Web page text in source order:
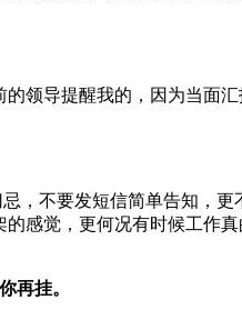
领导提醒我的，因为当面
，不要发短信简单告知，
感觉，更何况有时候工作
再挂。